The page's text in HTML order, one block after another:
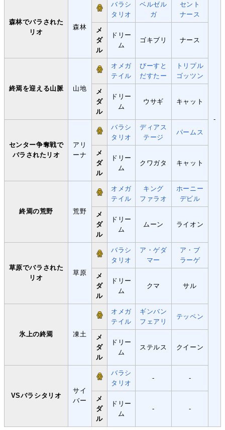
-
森林でバラされた
リオ
森林
バラシ
タリオ
ベルゼル
ガ
セント
ナース
メ
ダ
ル
ドリー
ム
ゴキブリ ナース
終焉を迎える山脈 山地
オメガ
テイル
びーすと
だすたー
トリプル
ゴッツン
メ
ダ
ル
ドリー
ム
ウサギ キャット
センター争奪戦で
バラされたリオ
アリ
ーナ
バラシ
タリオ
ディアス
テージ
パームス
メ
ダ
ル
ドリー
ム
クワガタ キャット
終焉の荒野 荒野
オメガ
テイル
キング
ファラオ
ホーニー
デビル
メ
ダ
ル
ドリー
ム
ムーン ライオン
草原でバラされた
リオ
草原
バラシ
タリオ
ア・ゲダ
マー
ア・ブ
ラーゲ
メ
ダ
ル
ドリー
ム
クマ サル
氷上の終焉 凍土
オメガ
テイル
ギンバン
フェアリ
テッペン
メ
ダ
ル
ドリー
ム
ステルス クイーン
VSバラシタリオ
サイ
バー
バラシ
タリオ
- -
メ
ダ
ル
ドリー
ム
- -